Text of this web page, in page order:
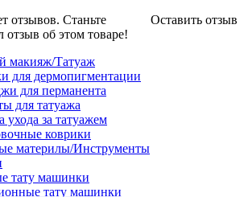
Оставить отзыв
отзывов. Станьте
отзыв об этом товаре!
макияж/Татуаж
для дермопигментации
для перманента
для татуажа
ухода за татуажем
коврики
материлы/Инструменты
тату машинки
тату машинки